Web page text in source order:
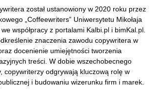
został ustanowiony w 2020 roku przez
„Coffeewriters” Uniwersytetu Mikołaja
współpracy z portalami Kalbi.pl i bimKal.pl.
znaczenia zawodu copywritera w
docenienie umiejętności tworzenia
treści. W dobie wszechobecnego
copywriterzy odgrywają kluczową rolę w
i budowaniu wizerunku firm i marek.